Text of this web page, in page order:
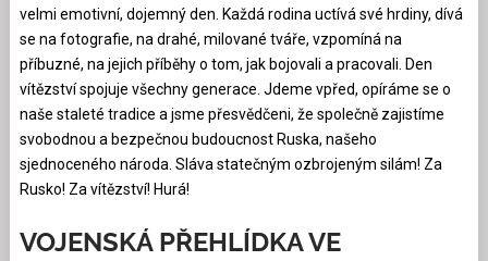
velmi emotivní, dojemný den. Každá rodina uctívá své hrdiny, dívá
se na fotografie, na drahé, milované tváře, vzpomíná na
příbuzné, na jejich příběhy o tom, jak bojovali a pracovali. Den
vítězství spojuje všechny generace. Jdeme vpřed, opíráme se o
naše staleté tradice a jsme přesvědčeni, že společně zajistíme
svobodnou a bezpečnou budoucnost Ruska, našeho
sjednoceného národa. Sláva statečným ozbrojeným silám! Za
Rusko! Za vítězství! Hurá!
VOJENSKÁ PŘEHLÍDKA VE